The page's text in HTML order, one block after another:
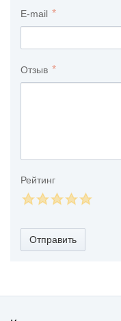
E-mail
Отзыв
Рейтинг
Отправить